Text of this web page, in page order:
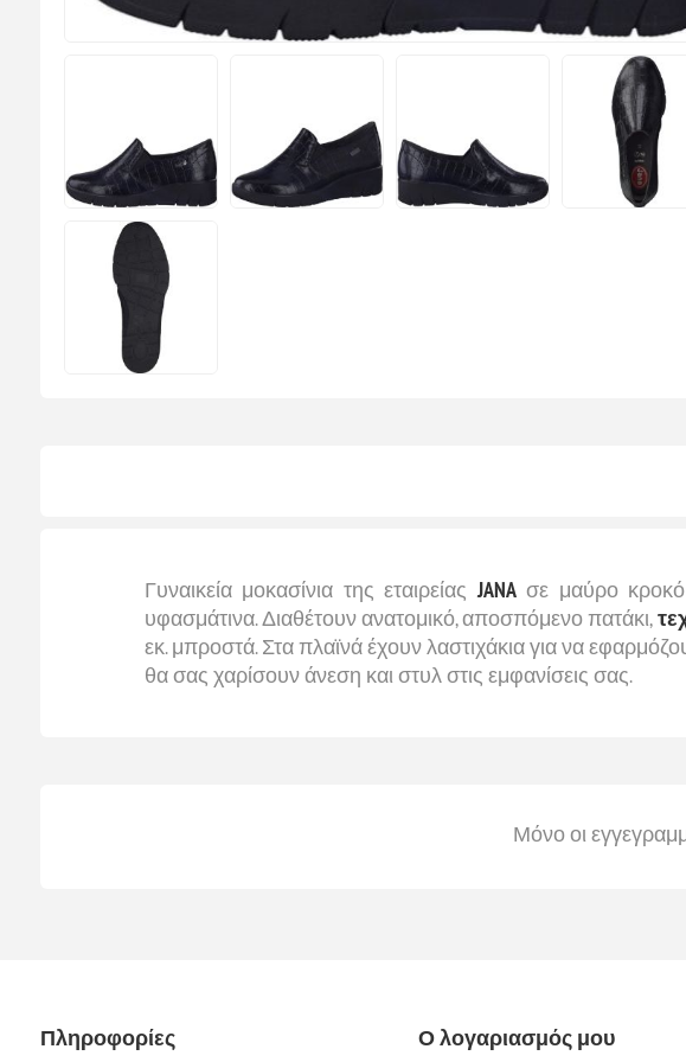
Γυναικεία μοκασίνια της εταιρείαςJANAσε μαύρο κροκό
υφασμάτινα. Διαθέτουν ανατομικό, αποσπόμενο πατάκι,
εκ. μπροστά. Στα πλαϊνά έχουν λαστιχάκια για να
θα σας χαρίσουν άνεση και στυλ στις εμφανίσεις σας.
Μόνο οι
Πληροφορίες Ο λογαριασμός μου